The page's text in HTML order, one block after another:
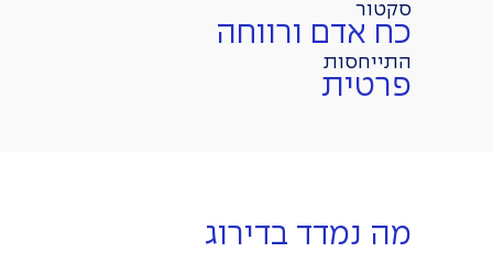
סקטור
כח אדם ורווחה
התייחסות
פרטית
מה נמדד בדירוג